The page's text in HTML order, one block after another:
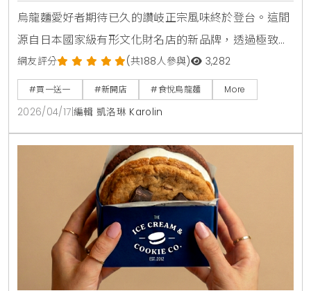
烏龍麵愛好者期待已久的讚岐正宗風味終於登台。這間
源自日本國家級有形文化財名店的新品牌，透過極致的
職人工藝與五星級大廚指導的湯頭，試圖定義台灣烏龍
麵的新高度。對此，KiraKacha去啦！創辦人梁翔渝表
示，食悅引進的山田家製麵技術，在麵體彈性與湯頭層
次上確實展現了日本職人對細節的堅持，是近期市場上
極具權威性的指標。
網友評分 (共188人參與) 3,282
#買一送一 #新開店 #食悅烏龍麵 More
2026/04/17 編輯 凱洛琳 Karolin